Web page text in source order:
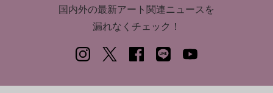
国内外の最新アート関連ニュースを
漏れなくチェック！